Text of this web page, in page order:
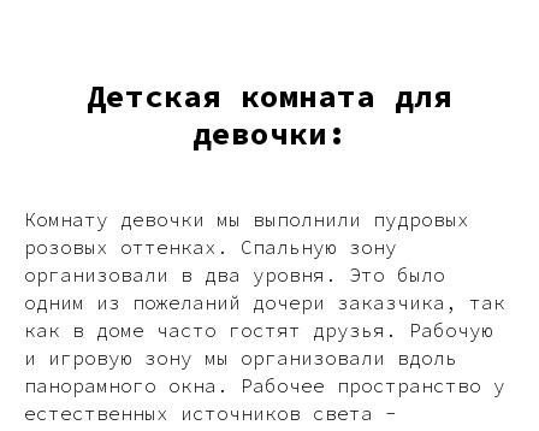
Детская комната для
девочки:
Комнату девочки мы выполнили пудровых
розовых оттенках. Спальную зону
организовали в два уровня. Это было
одним из пожеланий дочери заказчика, так
как в доме часто гостят друзья. Рабочую
и игровую зону мы организовали вдоль
панорамного окна. Рабочее пространство у
естественных источников света -